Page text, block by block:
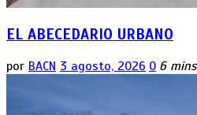
EL ABECEDARIO URBANO
por BACN 3 agosto, 2026 0 6 mins